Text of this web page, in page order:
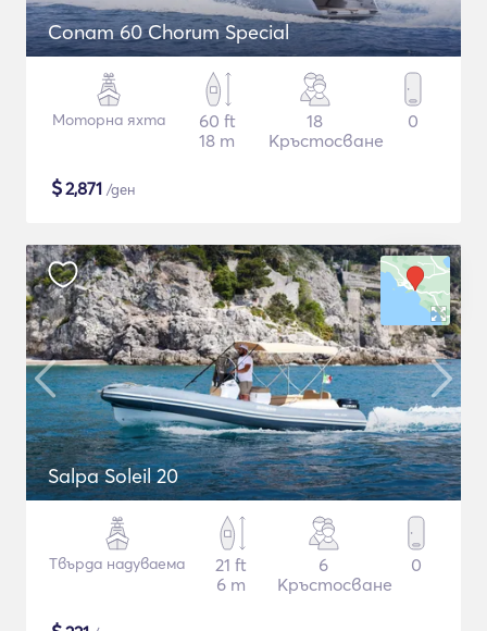
Conam 60 Chorum Special
Моторна яхта
60 ft
18 m
18
Кръстосване
0
$2,871 /ден
Salpa Soleil 20
Твърда надуваема
21 ft
6 m
6
Кръстосване
0